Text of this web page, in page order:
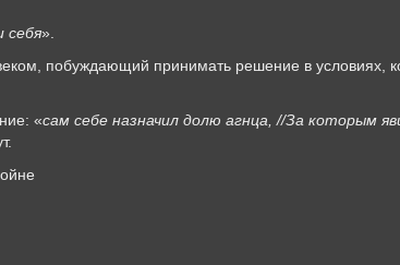
себя».
побуждающий принимать решение в условиях,
«сам себе назначил долю агнца, //За которым